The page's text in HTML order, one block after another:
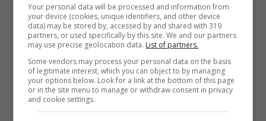
si tratti della stessa donna. E perché? Il
marito ha ammesso che la corporatura
della donna con il burqua fosse la stessa
della moglie scomparsa. Ma non ha voluto
credere che si trattasse della stessa
persona. Così ha deciso di non sporgere
Your personal data will be processed and information from
your device (cookies, unique identifiers, and other device
data) may be stored by, accessed by and shared with 319
partners, or used specifically by this site. We and our partners
may use precise geolocation data. List of partners.
Some vendors may process your personal data on the basis
of legitimate interest, which you can object to by managing
your options below. Look for a link at the bottom of this page
or in the site menu to manage or withdraw consent in privacy
and cookie settings.